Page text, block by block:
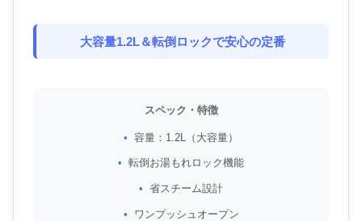
大容量1.2L＆転倒ロックで安心の定番
スペック・特徴
容量：1.2L（大容量）
転倒お湯もれロック機能
省スチーム設計
ワンプッシュオープン